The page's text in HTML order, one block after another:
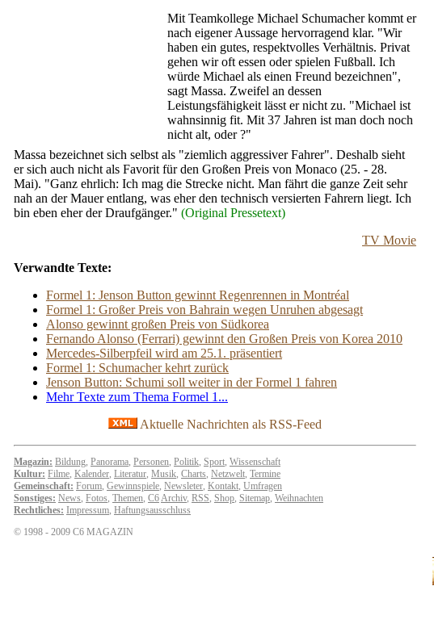
Mit Teamkollege Michael Schumacher kommt er
nach eigener Aussage hervorragend klar. "Wir
haben ein gutes, respektvolles Verhältnis. Privat
gehen wir oft essen oder spielen Fußball. Ich
würde Michael als einen Freund bezeichnen",
sagt Massa. Zweifel an dessen
Leistungsfähigkeit lässt er nicht zu. "Michael ist
wahnsinnig fit. Mit 37 Jahren ist man doch noch
nicht alt, oder ?"
Massa bezeichnet sich selbst als "ziemlich aggressiver Fahrer". Deshalb sieht
er sich auch nicht als Favorit für den Großen Preis von Monaco (25. - 28.
Mai). "Ganz ehrlich: Ich mag die Strecke nicht. Man fährt die ganze Zeit sehr
nah an der Mauer entlang, was eher den technisch versierten Fahrern liegt. Ich
bin eben eher der Draufgänger." (Original Pressetext)
TV Movie
Verwandte Texte:
Formel 1: Jenson Button gewinnt Regenrennen in Montréal
Formel 1: Großer Preis von Bahrain wegen Unruhen abgesagt
Alonso gewinnt großen Preis von Südkorea
Fernando Alonso (Ferrari) gewinnt den Großen Preis von Korea 2010
Mercedes-Silberpfeil wird am 25.1. präsentiert
Formel 1: Schumacher kehrt zurück
Jenson Button: Schumi soll weiter in der Formel 1 fahren
Mehr Texte zum Thema Formel 1...
Aktuelle Nachrichten als RSS-Feed
Magazin: Bildung, Panorama, Personen, Politik, Sport, Wissenschaft
Kultur: Filme, Kalender, Literatur, Musik, Charts, Netzwelt, Termine
Gemeinschaft: Forum, Gewinnspiele, Newsleter, Kontakt, Umfragen
Sonstiges: News, Fotos, Themen, C6Archiv, RSS, Shop, Sitemap, Weihnachten
Rechtliches: Impressum, Haftungsausschluss
© 1998 - 2009 C6 MAGAZIN